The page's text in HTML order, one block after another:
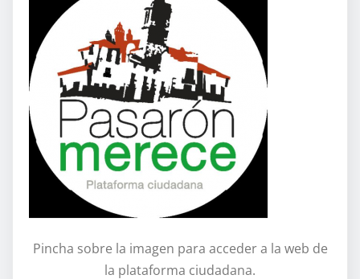
Pincha sobre la imagen para acceder a la web de
la plataforma ciudadana.